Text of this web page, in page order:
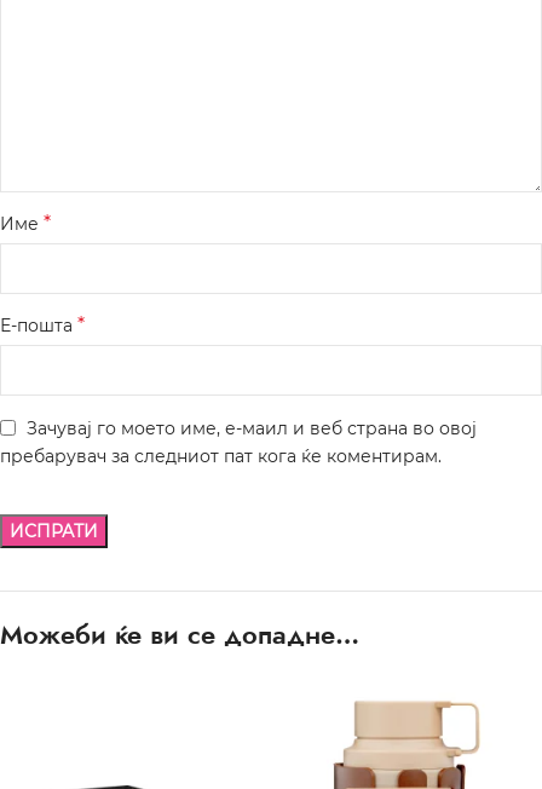
Име *
Е-пошта *
Зачувај го моето име, е-маил и веб страна во овој
пребарувач за следниот пат кога ќе коментирам.
Можеби ќе ви се допадне…